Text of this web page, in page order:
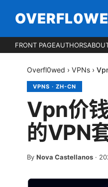
FRONT PAGEAUTHORS
Overfl0wed › VPNs ›
VPNS · ZH-CN
Vpn价
的VPN
By Nova Castellanos ·